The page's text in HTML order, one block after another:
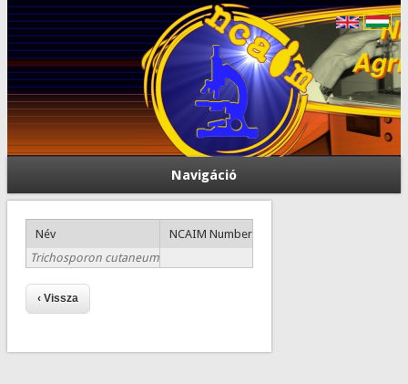
Navigáció
Név
NCAIM Number
Trichosporon cutaneum